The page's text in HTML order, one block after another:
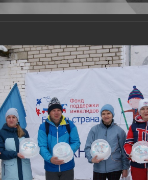
для слабовидящих
Деятельность Базы